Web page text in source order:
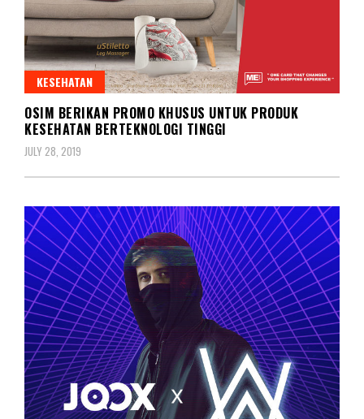
KESEHATAN
OSIM BERIKAN PROMO KHUSUS UNTUK PRODUK
KESEHATAN BERTEKNOLOGI TINGGI
JULY 28, 2019